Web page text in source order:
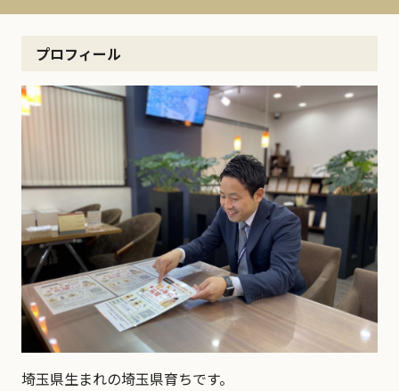
プロフィール
埼玉県生まれの埼玉県育ちです。